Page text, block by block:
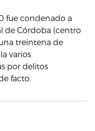
fue condenado a
de Córdoba (centro
treintena de
varios
por delitos
facto.